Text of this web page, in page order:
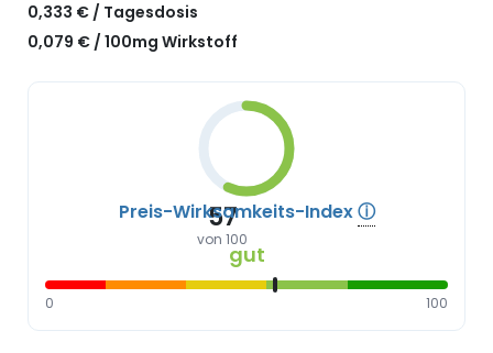
0,333 € / Tagesdosis
0,079 € / 100mg Wirkstoff
57
von 100
Preis-Wirksamkeits-Indexⓘ
gut
0 100